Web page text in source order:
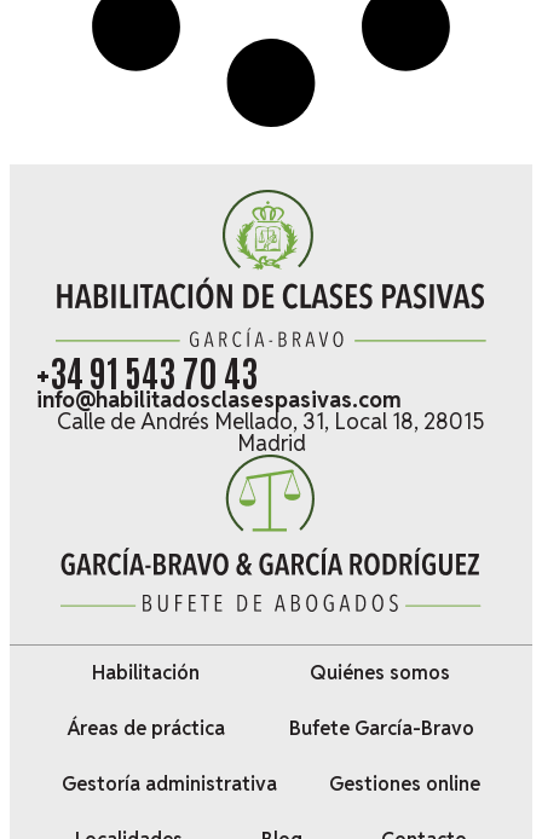
+34 91 543 70 43
info@habilitadosclasespasivas.com
Calle de Andrés Mellado, 31, Local 18, 28015
Madrid
Habilitación Quiénes somos
Áreas de práctica Bufete García-Bravo
Gestoría administrativa Gestiones online